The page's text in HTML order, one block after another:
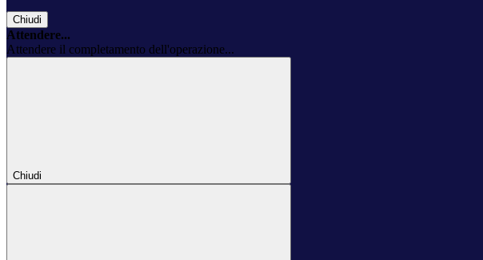
Chiudi
Attendere...
Attendere il completamento dell'operazione...
Chiudi